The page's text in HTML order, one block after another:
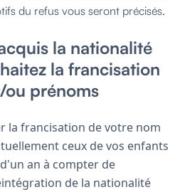
du refus vous seront précisés.
la nationalité
la francisation
prénoms
la francisation de votre nom
ceux de vos enfants
an à compter de
de la nationalité